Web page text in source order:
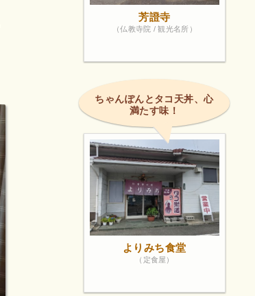
芳證寺
（仏教寺院 / 観光名所）
ちゃんぽんとタコ天丼、心
満たす味！
よりみち食堂
（定食屋）